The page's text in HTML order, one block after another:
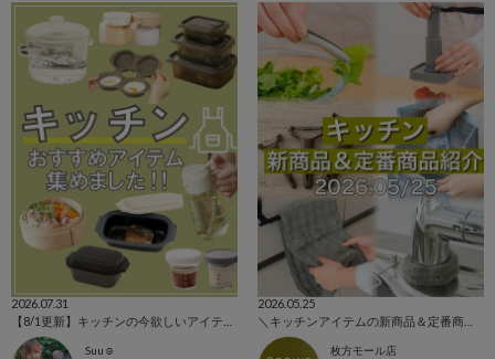
2026.07.31
Suu☺︎
2026.05.25
＼キッチンアイテムの新商品＆定番商品をご紹介！／
枚方モール店